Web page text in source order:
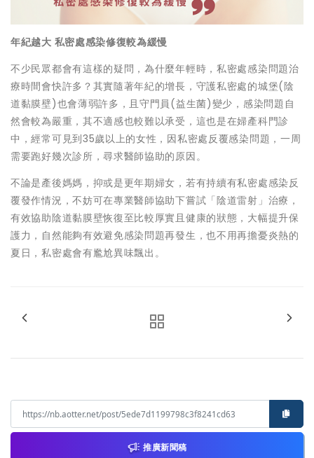
年紀越大 私密處感染修復較為緩慢
不少民眾都會有這樣的疑問，為什麼年輕時，私密處感染問題治
療時間會快許多？其實隨著年紀的增長，守護私密處的城堡(陰
道黏膜壁)也會薄弱許多，且守門員(益生菌)變少，感染問題自
然會較為嚴重，其不適感也較難以承受，這也是在婦產科門診
中，經常可見到35歲以上的女性，因私密處反覆感染問題，一周
需要跑好幾次診所，尋求醫師協助的原因。
不論是產後媽媽，抑或是更年期婦女，若有持續有私密處感染反
覆發作情況，不妨可在專業醫師協助下嘗試「陰道雷射」治療，
有效協助陰道黏膜壁恢復至比較厚實且健康的狀態，大幅提升保
護力，自然能夠有效避免感染問題再發生，也不用再擔憂炎熱的
夏日，私密處會有尷尬異味飄出。
推廣新聞稿